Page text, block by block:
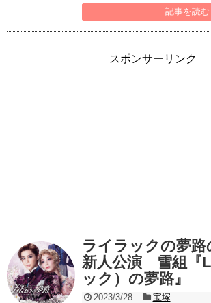
記事を読む
スポンサーリンク
ライラックの夢路
新人公演 雪組『
ック）の夢路』
2023/3/28
宝塚